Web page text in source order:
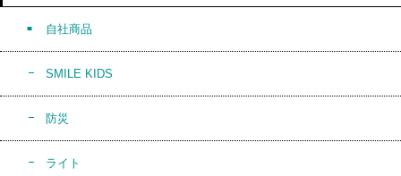
自社商品
SMILE KIDS
防災
ライト